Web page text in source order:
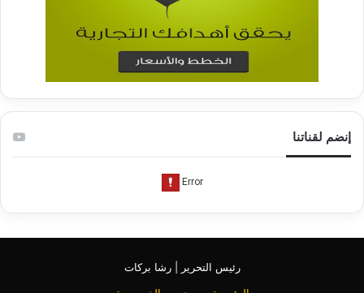
إنضم لقناتنا
رئيس التحرير | رشا بركات